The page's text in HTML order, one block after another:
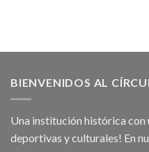
BIENVENIDOS AL
Una institución histórica
deportivas y culturales! En